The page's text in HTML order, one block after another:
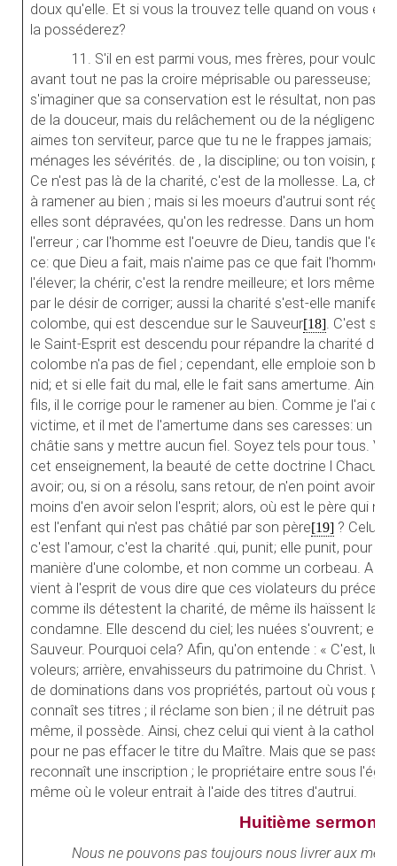
doux qu'elle. Et si vous la trouvez telle quand on vous en
la posséderez?
11. S'il en est parmi vous, mes frères, pour vouloir
avant tout ne pas la croire méprisable ou paresseuse; il
s'imaginer que sa conservation est le résultat, non pas
de la douceur, mais du relâchement ou de la négligence.
aimes ton serviteur, parce que tu ne le frappes jamais;
ménages les sévérités. de , la discipline; ou ton voisin,
Ce n'est pas là de la charité, c'est de la mollesse. La,
à ramener au bien ; mais si les moeurs d'autrui sont
elles sont dépravées, qu'on les redresse. Dans un
l'erreur ; car l'homme est l'oeuvre de Dieu, tandis que
ce: que Dieu a fait, mais n'aime pas ce que fait l'homme.
l'élever; la chérir, c'est la rendre meilleure; et lors même
par le désir de corriger; aussi la charité s'est-elle
colombe, qui est descendue sur le Sauveur[18]. C'est
le Saint-Esprit est descendu pour répandre la charité
colombe n'a pas de fiel ; cependant, elle emploie son
nid; et si elle fait du mal, elle le fait sans amertume. Ainsi
fils, il le corrige pour le ramener au bien. Comme je l'ai dit
victime, et il met de l'amertume dans ses caresses: un
châtie sans y mettre aucun fiel. Soyez tels pour tous.
cet enseignement, la beauté de cette doctrine l Chacun
avoir; ou, si on a résolu, sans retour, de n'en point avoir
moins d'en avoir selon l'esprit; alors, où est le père qui ne
est l'enfant qui n'est pas châtié par son père[19] ? Celui-
c'est l'amour, c'est la charité .qui, punit; elle punit, pour
manière d'une colombe, et non comme un corbeau. A
vient à l'esprit de vous dire que ces violateurs du
comme ils détestent la charité, de même ils haïssent la
condamne. Elle descend du ciel; les nuées s'ouvrent; elle
Sauveur. Pourquoi cela? Afin, qu'on entende : « C'est, lui
voleurs; arrière, envahisseurs du patrimoine du Christ.
de dominations dans vos propriétés, partout où vous
connaît ses titres ; il réclame son bien ; il ne détruit pas
même, il possède. Ainsi, chez celui qui vient à la
pour ne pas effacer le titre du Maître. Mais que se passe-
reconnaît une inscription ; le propriétaire entre sous
même où le voleur entrait à l'aide des titres d'autrui.
Huitième sermon.
Nous ne pouvons pas toujours nous livrer aux